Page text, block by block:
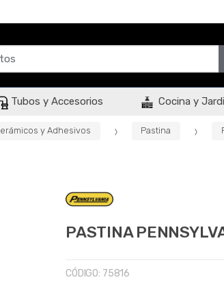
Tubos y Accesorios Cocina y
y Adhesivos Pastina
PASTINA
CÓDIGO: 75816